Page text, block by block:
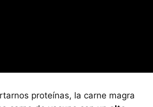
proteínas, la carne magra